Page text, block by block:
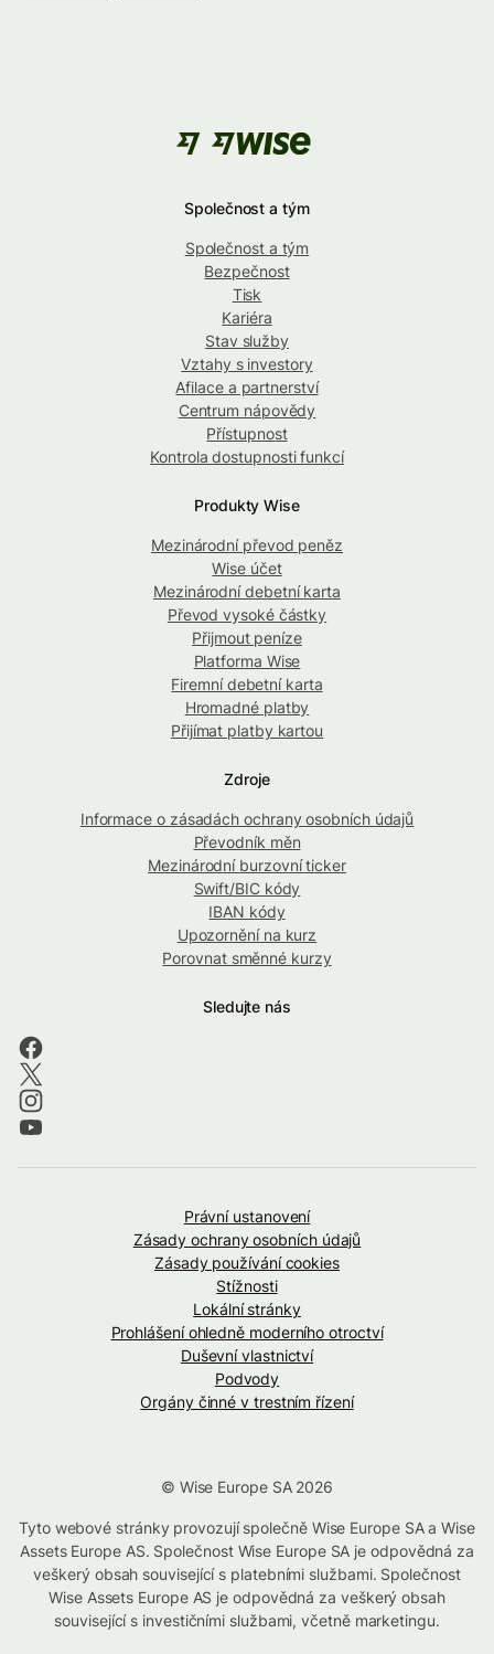
Společnost a tým
Společnost a tým
Bezpečnost
Tisk
Kariéra
Stav služby
Vztahy s investory
Afilace a partnerství
Centrum nápovědy
Přístupnost
Kontrola dostupnosti funkcí
Produkty Wise
Mezinárodní převod peněz
Wise účet
Mezinárodní debetní karta
Převod vysoké částky
Přijmout peníze
Platforma Wise
Firemní debetní karta
Hromadné platby
Přijímat platby kartou
Zdroje
Informace o zásadách ochrany osobních údajů
Převodník měn
Mezinárodní burzovní ticker
Swift/BIC kódy
IBAN kódy
Upozornění na kurz
Porovnat směnné kurzy
Sledujte nás
Právní ustanovení
Zásady ochrany osobních údajů
Zásady používání cookies
Stížnosti
Lokální stránky
Prohlášení ohledně moderního otroctví
Duševní vlastnictví
Podvody
Orgány činné v trestním řízení
© Wise Europe SA 2026
Tyto webové stránky provozují společně Wise Europe SA a Wise
Assets Europe AS. Společnost Wise Europe SA je odpovědná za
veškerý obsah související s platebními službami. Společnost
Wise Assets Europe AS je odpovědná za veškerý obsah
související s investičními službami, včetně marketingu.